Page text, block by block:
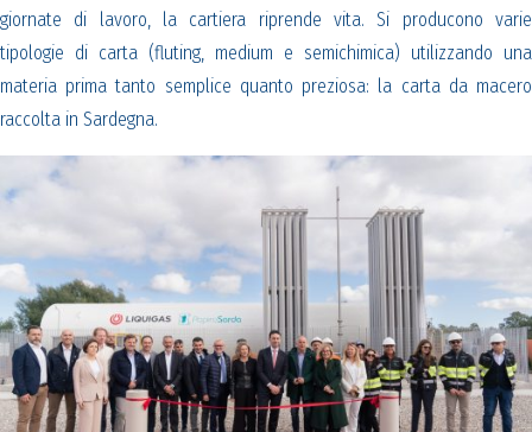
giornate di lavoro, la cartiera riprende vita. Si producono varie
tipologie di carta (fluting, medium e semichimica) utilizzando una
materia prima tanto semplice quanto preziosa: la carta da macero
raccolta in Sardegna.